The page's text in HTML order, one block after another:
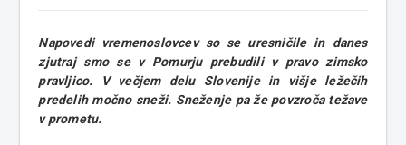
Napovedi vremenoslovcev so se uresničile in danes
zjutraj smo se v Pomurju prebudili v pravo zimsko
pravljico. V večjem delu Slovenije in višje ležečih
predelih močno sneži. Sneženje pa že povzroča težave
v prometu.